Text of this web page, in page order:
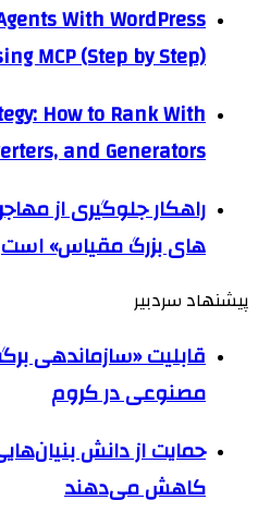
With WordPress
MCP (Step by Step)
How to Rank With
and Generators
راهکار جلوگیری از
های بزرگ مقیاس» است
پیشنهاد سردبیر
قابلیت «سازماندهی
مصنوعی در کروم
حمایت از دانش
کاهش می‌دهند